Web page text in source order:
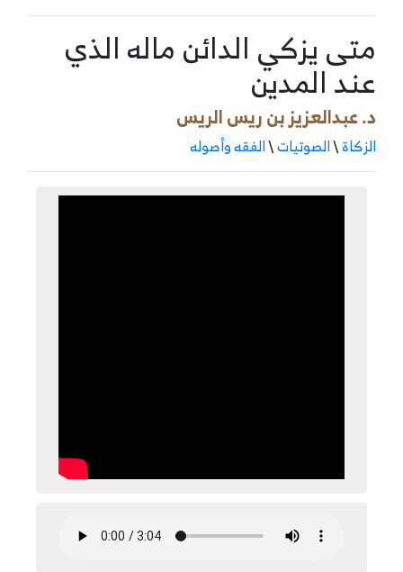
متى يزكي الدائن ماله الذي
عند المدين
د. عبدالعزيز بن ريس الريس
الزكاة\الصوتيات\الفقه وأصوله